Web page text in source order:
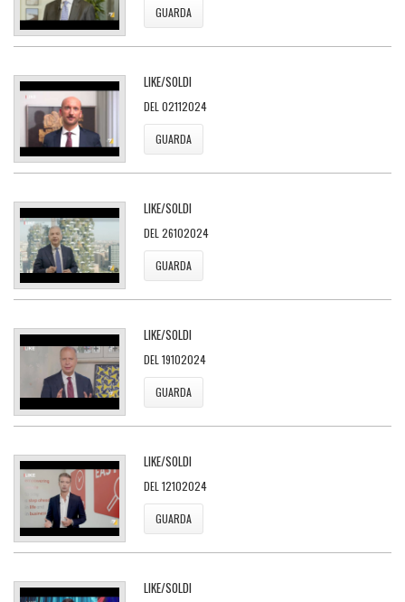
GUARDA
LIKE/SOLDI
DEL 02112024
GUARDA
LIKE/SOLDI
DEL 26102024
GUARDA
LIKE/SOLDI
DEL 19102024
GUARDA
LIKE/SOLDI
DEL 12102024
GUARDA
LIKE/SOLDI